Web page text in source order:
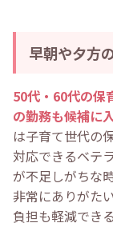
早朝や夕方
50代・60代の保
の勤務も候補に
は子育て世代の
対応できるベテ
が不足しがちな
非常にありがた
負担も軽減でき